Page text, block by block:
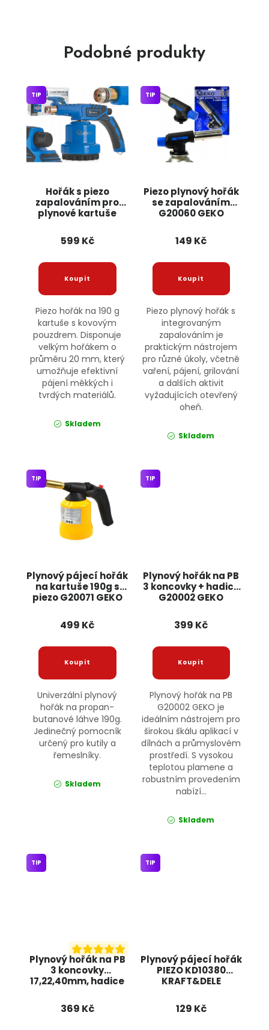
Podobné produkty
Hořák s piezo
zapalováním pro
plynové kartuše
TIP
599 Kč
Piezo hořák na 190 g
kartuše s kovovým
pouzdrem. Disponuje
velkým hořákem o
průměru 20 mm, který
umožňuje efektivní
pájení měkkých i
tvrdých materiálů.
Skladem
Piezo plynový hořák
se zapalováním
G20060 GEKO
TIP
149 Kč
Piezo plynový hořák s
integrovaným
zapalováním je
praktickým nástrojem
pro různé úkoly, včetně
vaření, pájení, grilování
a dalších aktivit
vyžadujících otevřený
oheň.
Skladem
Plynový pájecí hořák
na kartuše 190g s
piezo G20071 GEKO
TIP
499 Kč
Univerzální plynový
hořák na propan-
butanové láhve 190g.
Jedinečný pomocník
určený pro kutily a
řemeslníky.
Skladem
Plynový hořák na PB
3 koncovky + hadice
G20002 GEKO
TIP
399 Kč
Plynový hořák na PB
G20002 GEKO je
ideálním nástrojem pro
širokou škálu aplikací v
dílnách a průmyslovém
prostředí. S vysokou
teplotou plamene a
robustním provedením
nabízí...
Skladem
Plynový hořák na PB
3 koncovky
17,22,40mm, hadice
KRAFT&DELE
TIP
369 Kč
Plynový pájecí hořák
PIEZO KD10380
KRAFT&DELE
TIP
129 Kč